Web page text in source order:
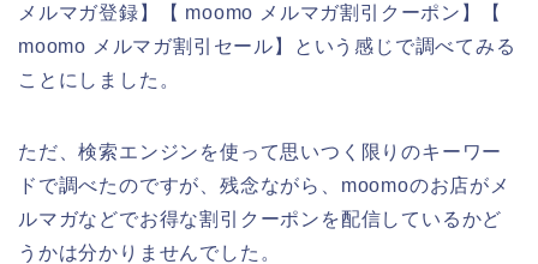
メルマガ登録】【 moomo メルマガ割引クーポン】【
moomo メルマガ割引セール】という感じで調べてみる
ことにしました。
ただ、検索エンジンを使って思いつく限りのキーワー
ドで調べたのですが、残念ながら、moomoのお店がメ
ルマガなどでお得な割引クーポンを配信しているかど
うかは分かりませんでした。